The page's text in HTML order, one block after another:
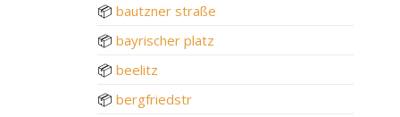
📦 bautzner straße
📦 bayrischer platz
📦 beelitz
📦 bergfriedstr